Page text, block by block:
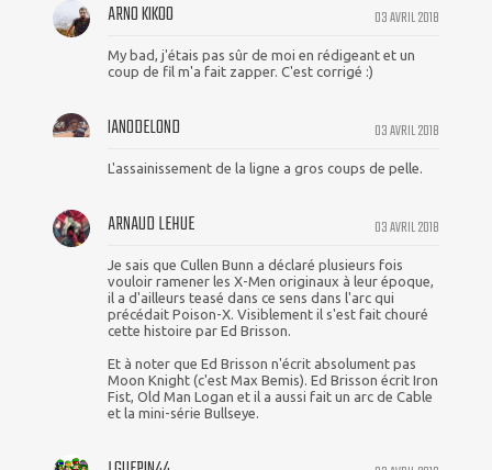
03 AVRIL 2018
ARNO KIKOO
My bad, j'étais pas sûr de moi en rédigeant et un
coup de fil m'a fait zapper. C'est corrigé :)
03 AVRIL 2018
IAN0DELOND
L'assainissement de la ligne a gros coups de pelle.
03 AVRIL 2018
ARNAUD LEHUE
Je sais que Cullen Bunn a déclaré plusieurs fois
vouloir ramener les X-Men originaux à leur époque,
il a d'ailleurs teasé dans ce sens dans l'arc qui
précédait Poison-X. Visiblement il s'est fait chouré
cette histoire par Ed Brisson.
Et à noter que Ed Brisson n'écrit absolument pas
Moon Knight (c'est Max Bemis). Ed Brisson écrit Iron
Fist, Old Man Logan et il a aussi fait un arc de Cable
et la mini-série Bullseye.